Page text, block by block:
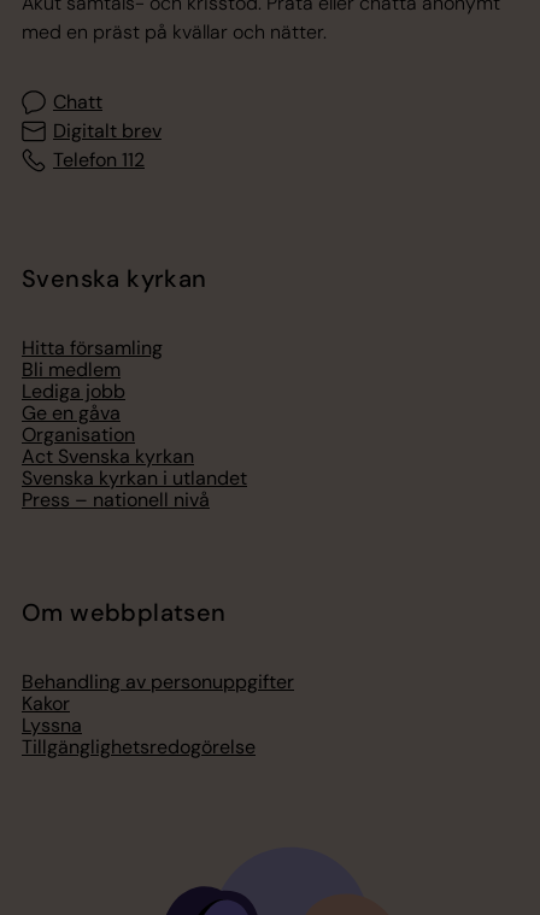
med en präst på kvällar och nätter.
Chatt
Digitalt brev
Telefon 112
Svenska kyrkan
Hitta församling
Bli medlem
Lediga jobb
Ge en gåva
Organisation
Act Svenska kyrkan
Svenska kyrkan i utlandet
Press – nationell nivå
Om webbplatsen
Behandling av personuppgifter
Kakor
Lyssna
Tillgänglighetsredogörelse